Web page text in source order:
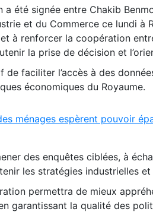
été signée entre Chakib
et du Commerce ce lundi à
à renforcer la coopération
la prise de décision et
de faciliter l’accès à des
économiques du Royaume.
ménages espèrent pouvoir
des enquêtes ciblées, à
les stratégies industrielles
permettra de mieux
garantissant la qualité des